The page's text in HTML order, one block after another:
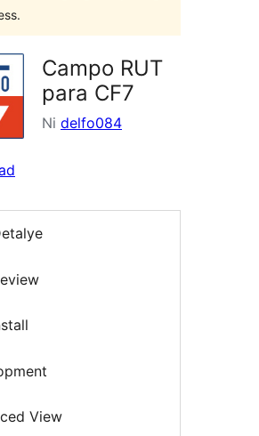
Campo RUT
para CF7
Ni delfo084
View